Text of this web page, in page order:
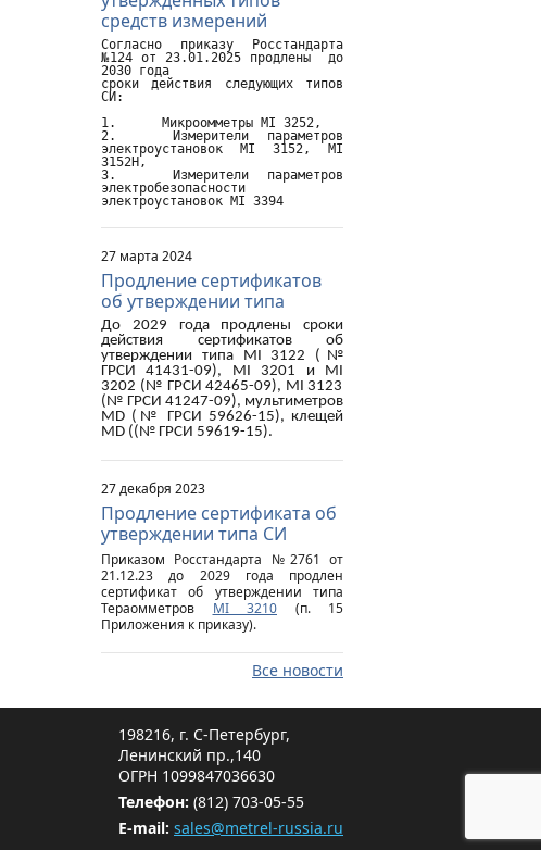
средств измерений
Согласно приказу Росстандарта
№124 от 23.01.2025 продлены  до
2030 года
сроки действия следующих типов
СИ:
1.	Микроомметры MI 3252,
2.	Измерители параметров
электроустановок MI 3152, MI
3152H,
3.	Измерители параметров
электробезопасности
электроустановок MI 3394
27 марта 2024
Продление сертификатов
об утверждении типа
До 2029 года продлены сроки
действия сертификатов об
утверждении типа MI 3122 (№
ГРСИ 41431-09), MI 3201 и MI
3202 (№ ГРСИ 42465-09), MI 3123
(№ ГРСИ 41247-09), мультиметров
MD (№ ГРСИ 59626-15), клещей
MD ((№ ГРСИ 59619-15).
27 декабря 2023
Продление сертификата об
утверждении типа СИ
Приказом Росстандарта №2761 от
21.12.23 до 2029 года продлен
сертификат об утверждении типа
Тераомметров MI 3210 (п. 15
Приложения к приказу).
Все новости
198216, г. С-Петербург,
Ленинский пр.,140
ОГРН 1099847036630
Телефон: (812) 703-05-55
E-mail: sales@metrel-russia.ru